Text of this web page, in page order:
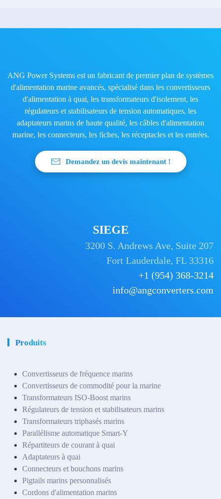
ANG Power Systems est un fabricant de premier plan de systèmes
d'alimentation marine avancés, spécialisé dans les convertisseurs
d'alimentation à quai, les transformateurs d'isolement, les
régulateurs et stabilisateurs de tension automatiques, les
adaptateurs marins de haute qualité, les câbles d'alimentation
marine, les connecteurs, les fiches, les réceptacles et les entrées.
Demandez un devis maintenant !
SIEGE
3200 S. Andrews Ave, Suite 207
Fort Lauderdale, FL 33316
+1 (954) 368-3214
info@angconverters.com
Produits
Convertisseurs de fréquence marins
Convertisseurs de commodité pour la marine
Transformateurs ISO-Boost marins
Régulateurs de tension et stabilisateurs marins
Transformateurs triphasés marins
Parallélisme automatique Smart-Y
Répartiteurs de courant à quai
Adaptateurs à quai
Connecteurs et bouchons marins
Pigtails marins personnalisés
Cordons d'alimentation marins